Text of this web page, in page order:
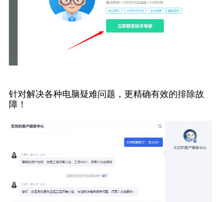
针对解决各种电脑疑难问题，更精确有效的排除故
障！